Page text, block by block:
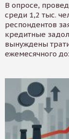
В опросе,
среди 1,2 тыс.
респондентов
кредитные
вынуждены
ежемесячного